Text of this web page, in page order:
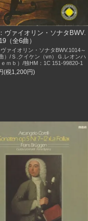
ヴァイオリン・ソナタBWV.
（全6曲）
ァイオリン・ソナタBWV.1014～
）/Ｓ.クイケン（vn）Ｇ.レオンハ
ｍｂ）/独HM：1C 151-99820-1
(税1,200円)